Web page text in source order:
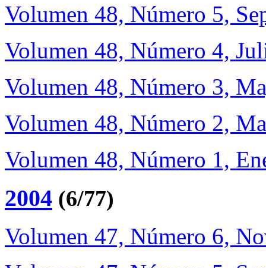
Volumen 48, Número 5,
Volumen 48, Número 4,
Volumen 48, Número 3,
Volumen 48, Número 2,
Volumen 48, Número 1,
2004 (6/77)
Volumen 47, Número 6,